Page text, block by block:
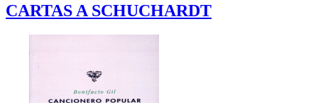
CARTAS A SCHUCHARDT